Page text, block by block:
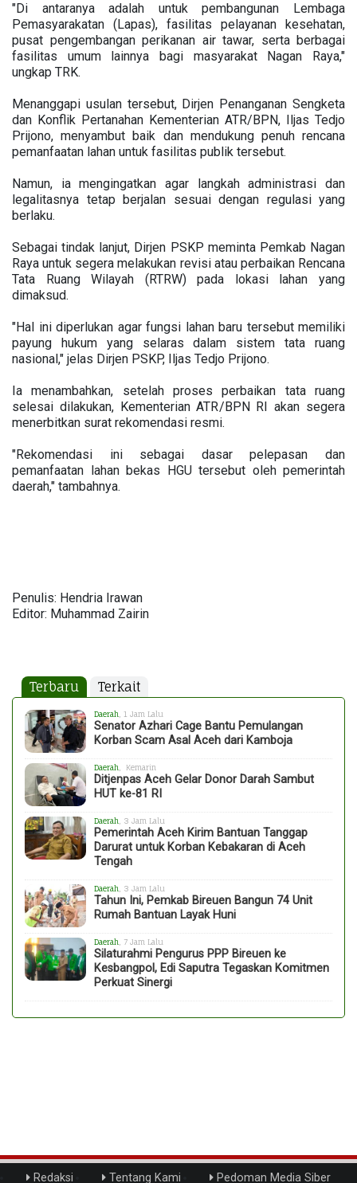
"Di antaranya adalah untuk pembangunan Lembaga
Pemasyarakatan (Lapas), fasilitas pelayanan kesehatan,
pusat pengembangan perikanan air tawar, serta berbagai
fasilitas umum lainnya bagi masyarakat Nagan Raya,"
ungkap TRK.
Menanggapi usulan tersebut, Dirjen Penanganan Sengketa
dan Konflik Pertanahan Kementerian ATR/BPN, Iljas Tedjo
Prijono, menyambut baik dan mendukung penuh rencana
pemanfaatan lahan untuk fasilitas publik tersebut.
Namun, ia mengingatkan agar langkah administrasi dan
legalitasnya tetap berjalan sesuai dengan regulasi yang
berlaku.
Sebagai tindak lanjut, Dirjen PSKP meminta Pemkab Nagan
Raya untuk segera melakukan revisi atau perbaikan Rencana
Tata Ruang Wilayah (RTRW) pada lokasi lahan yang
dimaksud.
"Hal ini diperlukan agar fungsi lahan baru tersebut memiliki
payung hukum yang selaras dalam sistem tata ruang
nasional," jelas Dirjen PSKP, Iljas Tedjo Prijono.
Ia menambahkan, setelah proses perbaikan tata ruang
selesai dilakukan, Kementerian ATR/BPN RI akan segera
menerbitkan surat rekomendasi resmi.
"Rekomendasi ini sebagai dasar pelepasan dan
pemanfaatan lahan bekas HGU tersebut oleh pemerintah
daerah," tambahnya.
Penulis: Hendria Irawan
Editor: Muhammad Zairin
Terbaru Terkait
Daerah , 1 Jam Lalu
Senator Azhari Cage Bantu Pemulangan
Korban Scam Asal Aceh dari Kamboja
Daerah , Kemarin
Ditjenpas Aceh Gelar Donor Darah Sambut
HUT ke-81 RI
Daerah , 3 Jam Lalu
Pemerintah Aceh Kirim Bantuan Tanggap
Darurat untuk Korban Kebakaran di Aceh
Tengah
Daerah , 3 Jam Lalu
Tahun Ini, Pemkab Bireuen Bangun 74 Unit
Rumah Bantuan Layak Huni
Daerah , 7 Jam Lalu
Silaturahmi Pengurus PPP Bireuen ke
Kesbangpol, Edi Saputra Tegaskan Komitmen
Perkuat Sinergi
Redaksi Tentang Kami Pedoman Media Siber